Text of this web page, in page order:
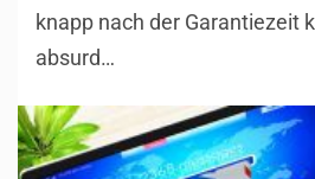
knapp nach der Garantiezeit
absurd…